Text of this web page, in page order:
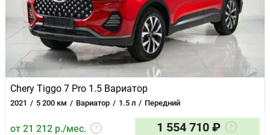
Chery Tiggo 7 Pro 1.5 Вариатор
2021 5 200 км Вариатор 1.5 л Передний
от 21 212 р./мес. 1 554 710 ₽